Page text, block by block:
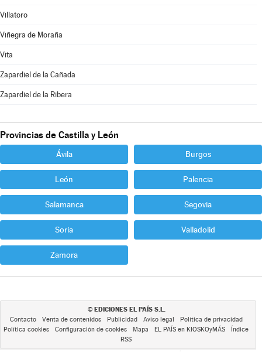
Villatoro
Viñegra de Moraña
Vita
Zapardiel de la Cañada
Zapardiel de la Ribera
Provincias de Castilla y León
Ávila Burgos
León Palencia
Salamanca Segovia
Soria Valladolid
Zamora
© EDICIONES EL PAÍS S.L.
Contacto Venta de contenidos Publicidad Aviso legal
Política de privacidad
Política cookies
Configuración de cookies Mapa EL PAÍS en KIOSKOyMÁS
Índice
RSS